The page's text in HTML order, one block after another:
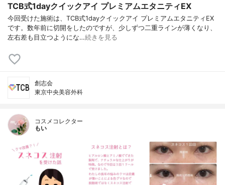
TCB式1dayクイックアイ プレミアムエタニティEX
今回受けた施術は、TCB式1dayクイックアイ プレミアムエタニティEX
です。数年前に切開をしたのですが、少しずつ二重ラインが薄くなり、
左右差も目立つようにな…続きを見る
創志会
東京中央美容外科
コスメコレクター
もい